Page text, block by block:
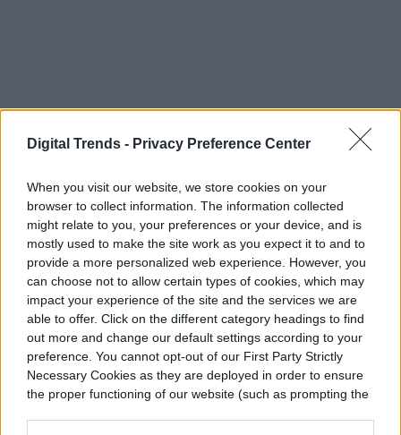
Digital Trends - Privacy Preference Center
When you visit our website, we store cookies on your
browser to collect information. The information collected
might relate to you, your preferences or your device, and is
mostly used to make the site work as you expect it to and to
provide a more personalized web experience. However, you
can choose not to allow certain types of cookies, which may
impact your experience of the site and the services we are
able to offer. Click on the different category headings to find
out more and change our default settings according to your
preference. You cannot opt-out of our First Party Strictly
Necessary Cookies as they are deployed in order to ensure
the proper functioning of our website (such as prompting the
La Secretaría de Estado de Digitalización e
Inteligencia Artificial de España también
prepara un chatbot que atenderá consultas
sobre el coronavirus a través de una web o
aplicaciones de mensajería instantánea,